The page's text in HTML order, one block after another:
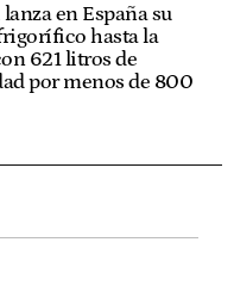
en España su
hasta la
621 litros de
por menos de 800